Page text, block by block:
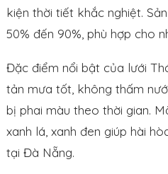
kiện thời tiết khắc nghiệt.
50% đến 90%, phù hợp cho
Đặc điểm nổi bật của lưới
tản mưa tốt, không thấm
bị phai màu theo thời gian.
xanh lá, xanh đen giúp hài
tại Đà Nẵng.